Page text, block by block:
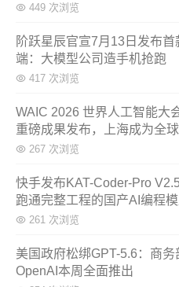
449 次浏览
阶跃星辰官宣7月13日发布
端：大模型公司造手机抢跑
417 次浏览
WAIC 2026 世界人工智能大
重磅成果发布，上海成为全
267 次浏览
快手发布KAT-Coder-Pro
跑通完整工程的国产AI编程
261 次浏览
美国政府松绑GPT-5.6：商务
OpenAI本周全面推出